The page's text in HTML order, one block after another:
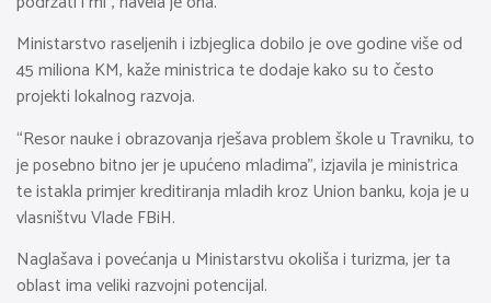
Ministarstvo raseljenih i izbjeglica dobilo je ove godine više od
45 miliona KM, kaže ministrica te dodaje kako su to često
projekti lokalnog razvoja.
“Resor nauke i obrazovanja rješava problem škole u Travniku, to
je posebno bitno jer je upućeno mladima”, izjavila je ministrica
te istakla primjer kreditiranja mladih kroz Union banku, koja je u
vlasništvu Vlade FBiH.
Naglašava i povećanja u Ministarstvu okoliša i turizma, jer ta
oblast ima veliki razvojni potencijal.